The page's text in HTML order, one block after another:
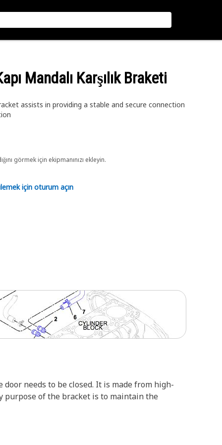
Mandalı Karşılık Braketi
assists in providing a stable and secure connection
görmek için ekipmanınızı ekleyin.
için oturum açın
needs to be closed. It is made from high-
of the bracket is to maintain the